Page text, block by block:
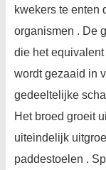
kwekers te enten
organismen . De
die het
wordt gezaaid in
gedeeltelijke
Het broed groeit
uiteindelijk
paddestoelen .